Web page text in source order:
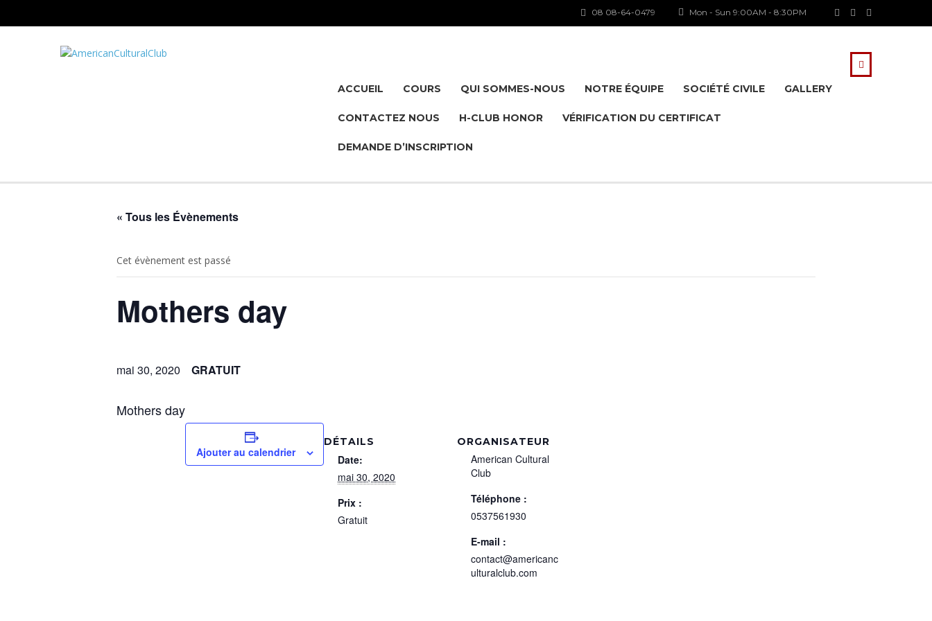
Mon - Sun 9:00AM - 8:30PM
08 08-64-0479
ACCUEIL COURS QUI SOMMES-NOUS NOTRE ÉQUIPE SOCIÉTÉ CIVILE GALLERY
CONTACTEZ NOUS H-CLUB HONOR VÉRIFICATION DU CERTIFICAT
DEMANDE D’INSCRIPTION
« Tous les Évènements
Cet évènement est passé
Mothers day
mai 30, 2020 GRATUIT
Mothers day
Ajouter au calendrier
DÉTAILS
Date:
mai 30, 2020
Prix :
Gratuit
ORGANISATEUR
American Cultural
Club
Téléphone :
0537561930
E-mail :
contact@americanc
ulturalclub.com